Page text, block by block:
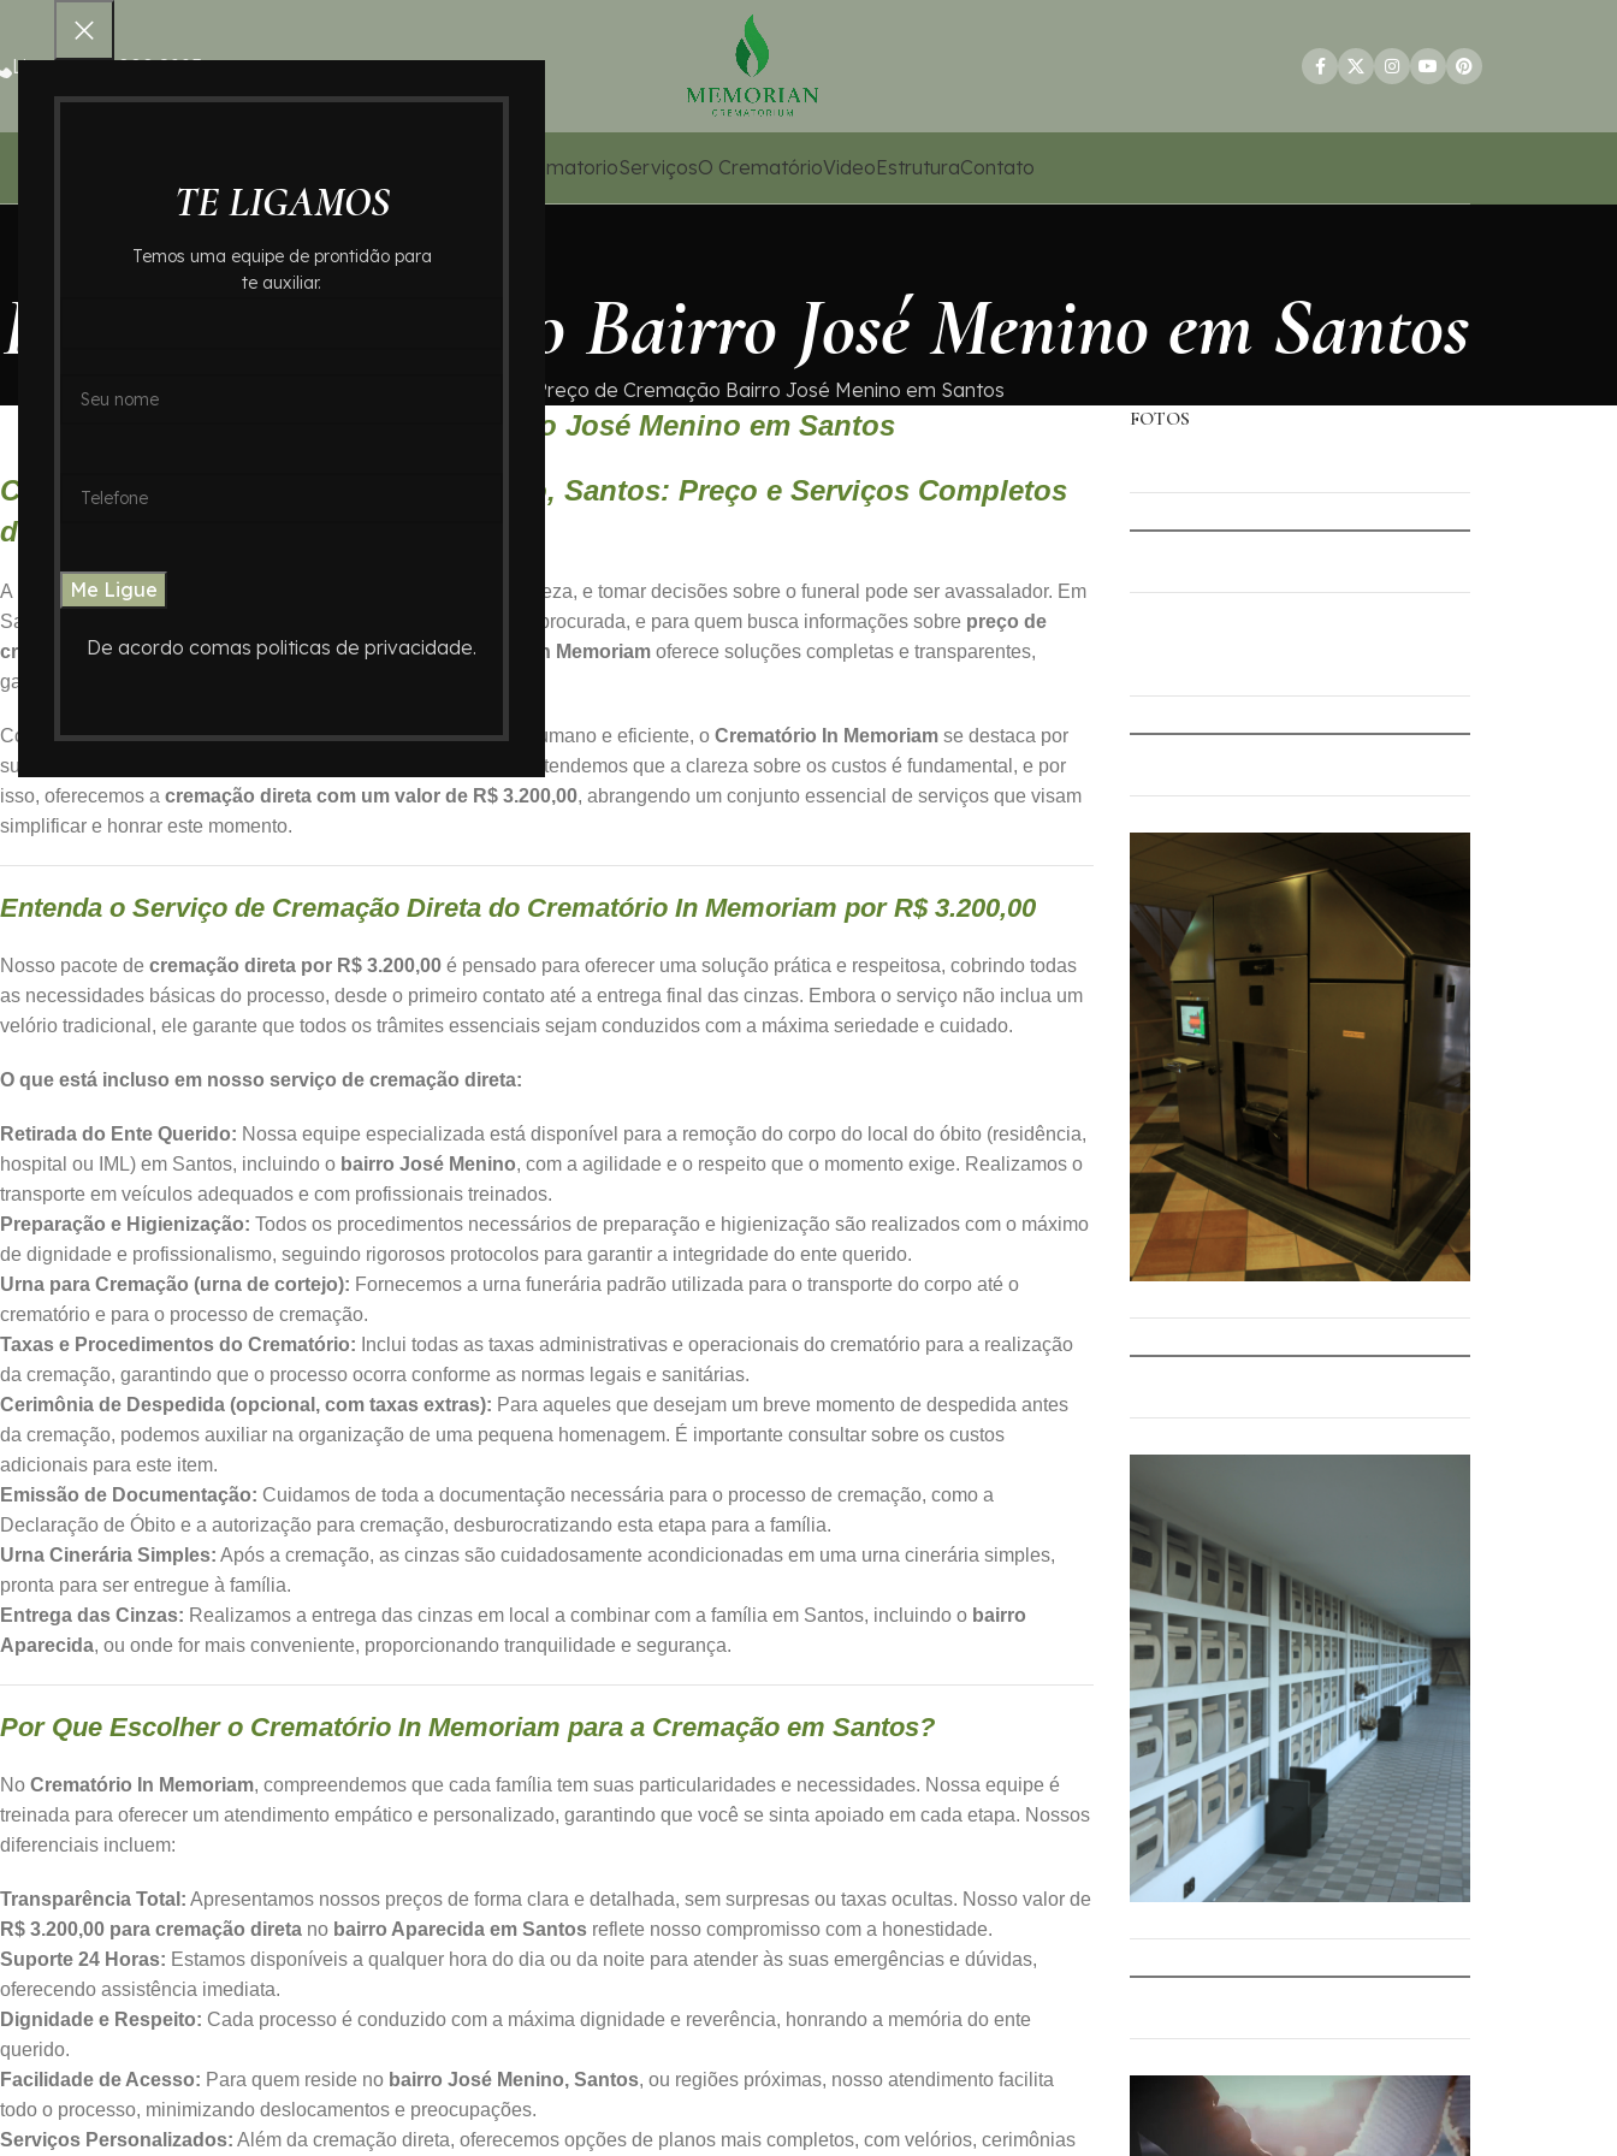
TE LIGAMOS
Temos uma equipe de prontidão para
te auxiliar.
De acordo comas politicas de privacidade.
Ligue 0800 000 8995
Home – CrematorioServiçosO CrematórioVideoEstruturaContato
Preço de Cremação Bairro José Menino em Santos
Preço de Cremação Bairro José Menino em Santos
Preço de Cremação Bairro José Menino em Santos
Cremação Direta no Bairro José Menino, Santos: Preço e Serviços Completos
do Crematório In Memoriam
A perda de um ente querido é um momento de profunda delicadeza, e tomar decisões sobre o funeral pode ser avassalador. Em
Santos, a opção pela
tem se tornado cada vez mais procurada, e para quem busca informações sobre preço de
cremação no bairro José Menino em Santos, oCrematório In Memoriam oferece soluções completas e transparentes,
garantindo acolhimento e dignidade em todas as etapas.
Com um compromisso inabalável de proporcionar um serviço humano e eficiente, o Crematório In Memoriam se destaca por
sua atenção aos detalhes e pelo suporte integral às famílias. Entendemos que a clareza sobre os custos é fundamental, e por
isso, oferecemos a cremação direta com um valor de R$ 3.200,00, abrangendo um conjunto essencial de serviços que visam
simplificar e honrar este momento.
Entenda o Serviço de Cremação Direta do Crematório In Memoriam por R$ 3.200,00
Nosso pacote de cremação direta por R$ 3.200,00 é pensado para oferecer uma solução prática e respeitosa, cobrindo todas
as necessidades básicas do processo, desde o primeiro contato até a entrega final das cinzas. Embora o serviço não inclua um
velório tradicional, ele garante que todos os trâmites essenciais sejam conduzidos com a máxima seriedade e cuidado.
O que está incluso em nosso serviço de cremação direta:
Retirada do Ente Querido: Nossa equipe especializada está disponível para a remoção do corpo do local do óbito (residência,
hospital ou IML) em Santos, incluindo o bairro José Menino, com a agilidade e o respeito que o momento exige. Realizamos o
transporte em veículos adequados e com profissionais treinados.
Preparação e Higienização: Todos os procedimentos necessários de preparação e higienização são realizados com o máximo
de dignidade e profissionalismo, seguindo rigorosos protocolos para garantir a integridade do ente querido.
Urna para Cremação (urna de cortejo): Fornecemos a urna funerária padrão utilizada para o transporte do corpo até o
crematório e para o processo de cremação.
Taxas e Procedimentos do Crematório: Inclui todas as taxas administrativas e operacionais do crematório para a realização
da cremação, garantindo que o processo ocorra conforme as normas legais e sanitárias.
Cerimônia de Despedida (opcional, com taxas extras): Para aqueles que desejam um breve momento de despedida antes
da cremação, podemos auxiliar na organização de uma pequena homenagem. É importante consultar sobre os custos
adicionais para este item.
Emissão de Documentação: Cuidamos de toda a documentação necessária para o processo de cremação, como a
Declaração de Óbito e a autorização para cremação, desburocratizando esta etapa para a família.
Urna Cinerária Simples: Após a cremação, as cinzas são cuidadosamente acondicionadas em uma urna cinerária simples,
pronta para ser entregue à família.
Entrega das Cinzas: Realizamos a entrega das cinzas em local a combinar com a família em Santos, incluindo o bairro
Aparecida, ou onde for mais conveniente, proporcionando tranquilidade e segurança.
Por Que Escolher o Crematório In Memoriam para a Cremação em Santos?
No Crematório In Memoriam, compreendemos que cada família tem suas particularidades e necessidades. Nossa equipe é
treinada para oferecer um atendimento empático e personalizado, garantindo que você se sinta apoiado em cada etapa. Nossos
diferenciais incluem:
Transparência Total: Apresentamos nossos preços de forma clara e detalhada, sem surpresas ou taxas ocultas. Nosso valor de
R$ 3.200,00 para cremação direta no bairro Aparecida em Santos reflete nosso compromisso com a honestidade.
Suporte 24 Horas: Estamos disponíveis a qualquer hora do dia ou da noite para atender às suas emergências e dúvidas,
oferecendo assistência imediata.
Dignidade e Respeito: Cada processo é conduzido com a máxima dignidade e reverência, honrando a memória do ente
querido.
Facilidade de Acesso: Para quem reside no bairro José Menino, Santos, ou regiões próximas, nosso atendimento facilita
todo o processo, minimizando deslocamentos e preocupações.
Serviços Personalizados: Além da cremação direta, oferecemos opções de planos mais completos, com velórios, cerimônias
FOTOS